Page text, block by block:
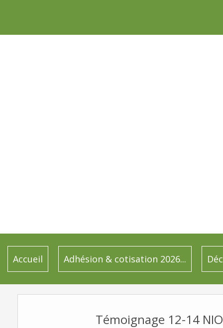
Accueil Adhésion & cotisation 2026...
Témoignage 12-14